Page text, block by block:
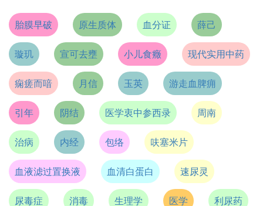
胎膜早破 原生质体 血分证 薛己
璇玑 宣可去壅 小儿食癥 现代实用中药
痫瘥而喑 月信 玉英 游走血脾痈
引年 阴结 医学衷中参西录 周南
治病 内经 包络 呋塞米片
血液滤过置换液 血清白蛋白 速尿灵
尿毒症 消毒 生理学 医学 利尿药